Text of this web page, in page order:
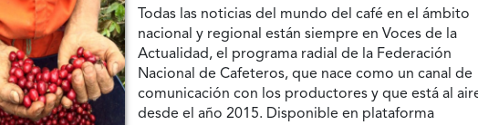
Todas las noticias del mundo del café en el ámbito
nacional y regional están siempre en Voces de la
Actualidad, el programa radial de la Federación
Nacional de Cafeteros, que nace como un canal de
comunicación con los productores y que está al
desde el año 2015. Disponible en plataforma